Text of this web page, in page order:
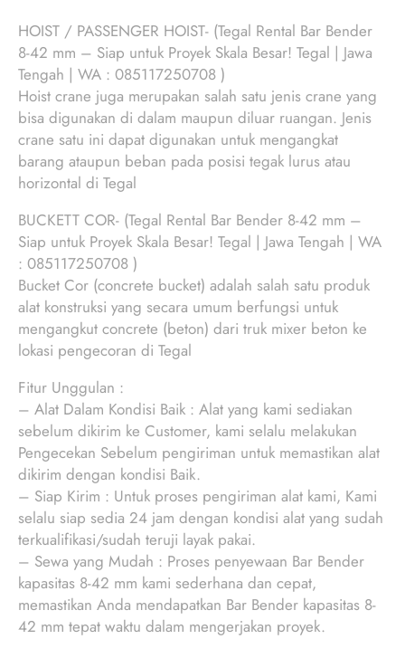
HOIST / PASSENGER HOIST- (Tegal Rental Bar Bender
8-42 mm – Siap untuk Proyek Skala Besar! Tegal | Jawa
Tengah | WA : 085117250708 )
Hoist crane juga merupakan salah satu jenis crane yang
bisa digunakan di dalam maupun diluar ruangan. Jenis
crane satu ini dapat digunakan untuk mengangkat
barang ataupun beban pada posisi tegak lurus atau
horizontal di Tegal
BUCKETT COR- (Tegal Rental Bar Bender 8-42 mm –
Siap untuk Proyek Skala Besar! Tegal | Jawa Tengah | WA
: 085117250708 )
Bucket Cor (concrete bucket) adalah salah satu produk
alat konstruksi yang secara umum berfungsi untuk
mengangkut concrete (beton) dari truk mixer beton ke
lokasi pengecoran di Tegal
Fitur Unggulan :
– Alat Dalam Kondisi Baik : Alat yang kami sediakan
sebelum dikirim ke Customer, kami selalu melakukan
Pengecekan Sebelum pengiriman untuk memastikan alat
dikirim dengan kondisi Baik.
– Siap Kirim : Untuk proses pengiriman alat kami, Kami
selalu siap sedia 24 jam dengan kondisi alat yang sudah
terkualifikasi/sudah teruji layak pakai.
– Sewa yang Mudah : Proses penyewaan Bar Bender
kapasitas 8-42 mm kami sederhana dan cepat,
memastikan Anda mendapatkan Bar Bender kapasitas 8-
42 mm tepat waktu dalam mengerjakan proyek.